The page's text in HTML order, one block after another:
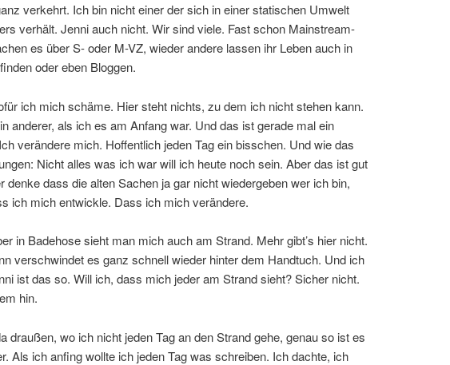
verkehrt. Ich bin nicht einer der sich in einer statischen Umwelt
verhält. Jenni auch nicht. Wir sind viele. Fast schon Mainstream-
es über S- oder M-VZ, wieder andere lassen ihr Leben auch in
oder eben Bloggen.
ich mich schäme. Hier steht nichts, zu dem ich nicht stehen kann.
anderer, als ich es am Anfang war. Und das ist gerade mal ein
verändere mich. Hoffentlich jeden Tag ein bisschen. Und wie das
Nicht alles was ich war will ich heute noch sein. Aber das ist gut
denke dass die alten Sachen ja gar nicht wiedergeben wer ich bin,
ich mich entwickle. Dass ich mich verändere.
in Badehose sieht man mich auch am Strand. Mehr gibt’s hier nicht.
verschwindet es ganz schnell wieder hinter dem Handtuch. Und ich
ist das so. Will ich, dass mich jeder am Strand sieht? Sicher nicht.
hin.
draußen, wo ich nicht jeden Tag an den Strand gehe, genau so ist es
Als ich anfing wollte ich jeden Tag was schreiben. Ich dachte, ich